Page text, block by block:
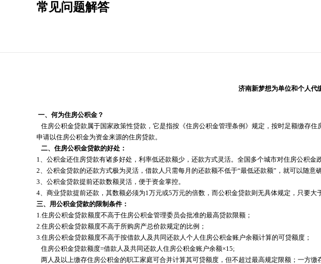
常见问题解答
济南新梦想为单位和个人代
一、何为住房公积金？
住房公积金贷款属于国家政策性贷款，它是指按《住房公积金管理条例》规定，按时足额缴存
申请以住房公积金为资金来源的住房贷款。
二、住房公积金贷款的好处：
1、公积金还住房贷款有诸多好处，利率低还款额少，还款方式灵活。全国多个城市对住房公积
2、公积金贷款的还款方式极为灵活，借款人只需每月的还款额不低于“最低还款额”，就可以随意
3、公积金贷款提前还款数额灵活，便于资金掌控。
4、商业贷款提前还款，其数额必须为1万元或5万元的倍数，而公积金贷款则无具体规定，只要大
三、用公积金贷款的限制条件：
1.住房公积金贷款额度不高于住房公积金管理委员会批准的最高贷款限额；
2.住房公积金贷款额度不高于所购房产总价款规定的比例；
3.住房公积金贷款额度不高于按借款人及共同还款人个人住房公积金账户余额计算的可贷额度；
住房公积金贷款额度=借款人及共同还款人住房公积金账户余额×15;
两人及以上缴存住房公积金的职工家庭可合并计算其可贷额度，但不超过最高规定限额；一方